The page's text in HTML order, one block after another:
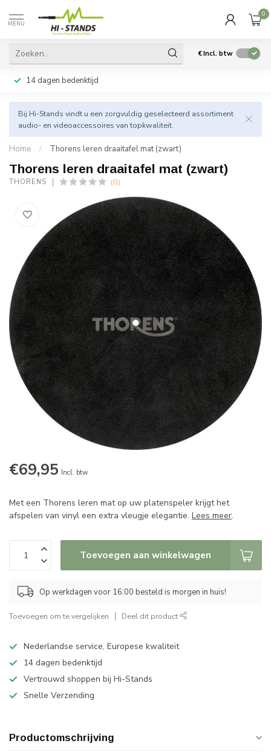
MENU
0
€Incl. btw
14 dagen bedenktijd
Bij Hi-Stands vindt u een zorgvuldig geselecteerd assortiment
audio- en videoaccessoires van topkwaliteit.
Home / Thorens leren draaitafel mat (zwart)
Thorens leren draaitafel mat (zwart)
THORENS (0)
€69,95 Incl. btw
Met een Thorens leren mat op uw platenspeler krijgt het
afspelen van vinyl een extra vleugje elegantie. Lees meer.
Toevoegen aan winkelwagen
Op werkdagen voor 16:00 besteld is morgen in huis!
Toevoegen om te vergelijken Deel dit product
Nederlandse service, Europese kwaliteit
14 dagen bedenktijd
Vertrouwd shoppen bij Hi-Stands
Snelle Verzending
Productomschrijving